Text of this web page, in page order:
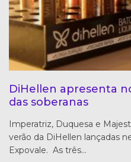
DiHellen apresenta
das soberanas
Imperatriz, Duquesa e
verão da DiHellen lançadas
Expovale. As três…